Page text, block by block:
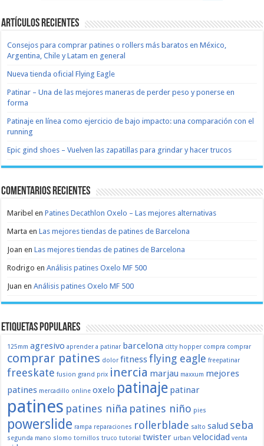
Artículos recientes
Consejos para comprar patines o rollers más baratos en México,
Argentina, Chile y Latam en general
Nueva tienda oficial Flying Eagle
Patinar – Una de las mejores maneras de perder peso y ponerse en
forma
Patinaje en línea como ejercicio de bajo impacto: una comparación con el
running
Epic gind shoes – Vuelven las zapatillas para grindar y hacer trucos
Comentarios recientes
Maribel enPatines Decathlon Oxelo – Las mejores alternativas
Marta enLas mejores tiendas de patines de Barcelona
Joan enLas mejores tiendas de patines de Barcelona
Rodrigo enAnálisis patines Oxelo MF 500
Juan enAnálisis patines Oxelo MF 500
Etiquetas populares
125mm agresivo aprender a patinar barcelona citty hopper compra comprar
comprar patines dolor fitnessflying eagle freepatinar
freeskate fusion grand prix inercia marjau maxxum mejores
patines mercadillo online oxelo patinaje patinar
patines patines niña patines niño pies
powerslide rampa reparaciones rollerblade salto salud seba
segunda mano slomo tornillos truco tutorial twister urban velocidad venta